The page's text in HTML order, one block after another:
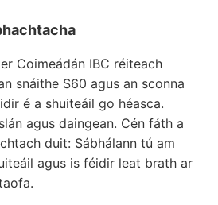
Coimeádán IBC réiteach
snáithe S60 agus an sconna
é a shuiteáil go héasca.
agus daingean. Cén fáth a
duit: Sábhálann tú am
agus is féidir leat brath ar